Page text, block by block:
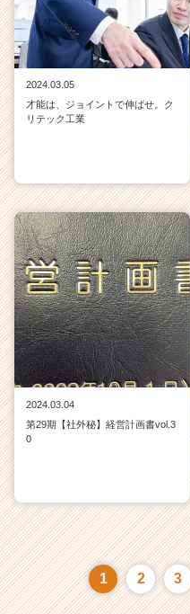
2024.03.05
才能は、ジョイントで伸ばせ。ク
リテック工業
2024.03.04
第29期【社外秘】経営計画書vol.3
0
1 2 3